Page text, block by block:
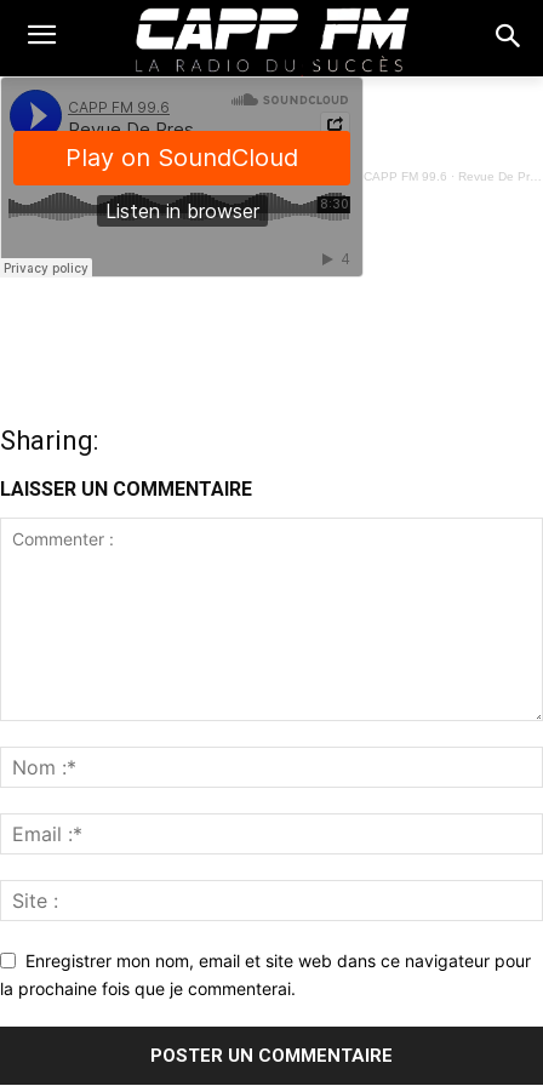
CAPP FM 99.6 · Revue De Presse Fon - 18 Février 2026
Sharing:
LAISSER UN COMMENTAIRE
Enregistrer mon nom, email et site web dans ce navigateur pour
la prochaine fois que je commenterai.